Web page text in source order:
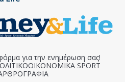
για την ενημέρωση σας!
SPORT
ΑΡΘΡΟΓΡΑΦΙΑ